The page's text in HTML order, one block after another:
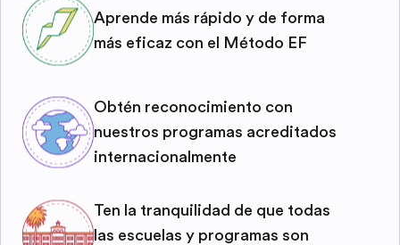
Aprende más rápido y de forma
más eficaz con el Método EF
Obtén reconocimiento con
nuestros programas acreditados
internacionalmente
Ten la tranquilidad de que todas
las escuelas y programas son